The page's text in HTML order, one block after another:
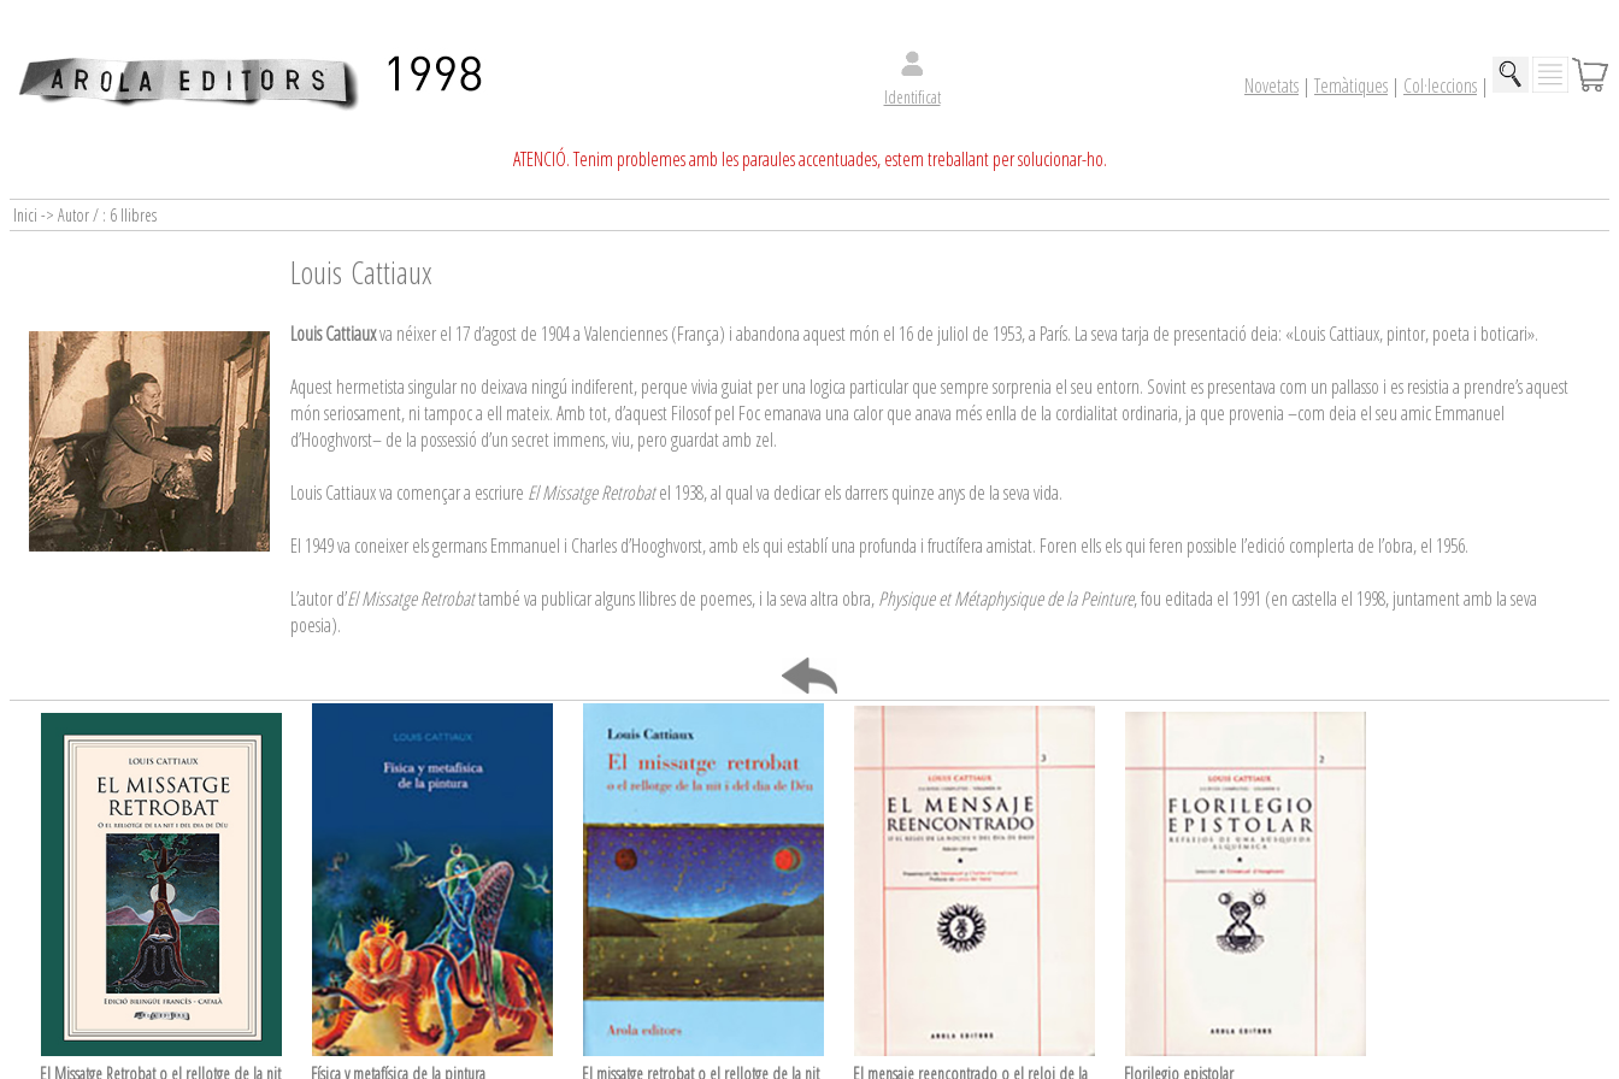
Identificat Novetats | Temàtiques | Col·leccions |
ATENCIÓ. Tenim problemes amb les paraules accentuades, estem treballant per solucionar-ho.
Inici -> Autor / : 6 llibres
Louis Cattiaux
Louis Cattiauxva néixer el 17 d’agost de 1904 a Valenciennes (França) i abandona aquest món el 16 de juliol de 1953, a París. La seva tarja de presentació deia: «Louis Cattiaux, pintor, poeta i boticari».
Aquest hermetista singular no deixava ningú indiferent, perque vivia guiat per una logica particular que sempre sorprenia el seu entorn. Sovint es presentava com un pallasso i es resistia a prendre’s aquest
món seriosament, ni tampoc a ell mateix. Amb tot, d’aquest Filosof pel Foc emanava una calor que anava més enlla de la cordialitat ordinaria, ja que provenia –com deia el seu amic Emmanuel
d’Hooghvorst– de la possessió d’un secret immens, viu, pero guardat amb zel.
Louis Cattiaux va començar a escriure El Missatge Retrobatel 1938, al qual va dedicar els darrers quinze anys de la seva vida.
El 1949 va coneixer els germans Emmanuel i Charles d’Hooghvorst, amb els qui establí una profunda i fructífera amistat. Foren ells els qui feren possible l’edició complerta de l’obra, el 1956.
L’autor d’El Missatge Retrobattambé va publicar alguns llibres de poemes, i la seva altra obra,Physique et Métaphysique de la Peinture, fou editada el 1991 (en castella el 1998, juntament amb la seva
poesia).
El Missatge Retrobat o el rellotge de la nit
Física y metafísica de la pintura
El missatge retrobat o el rellotge de la nit
El mensaje reencontrado o el reloj de la
Florilegio epistolar